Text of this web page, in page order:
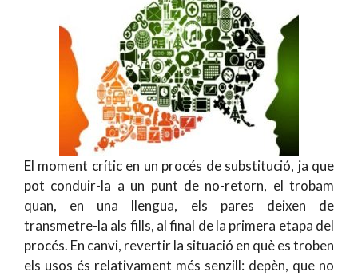
El moment crític en un procés de substitució, ja que
pot conduir-la a un punt de no-retorn, el trobam
quan, en una llengua, els pares deixen de
transmetre-la als fills, al final de la primera etapa del
procés. En canvi, revertir la situació en què es troben
els usos és relativament més senzill: depèn, que no